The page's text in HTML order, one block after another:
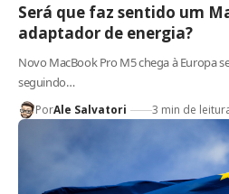
Será que faz sentido um
adaptador de energia?
Novo MacBook Pro M5 chega à Europa
seguindo…
PorAle Salvatori 3 min de